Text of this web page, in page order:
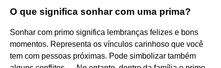
O que significa sonhar com uma prima?
Sonhar com primo significa lembranças felizes e bons
momentos. Representa os vínculos carinhoso que você
tem com pessoas próximas. Pode simbolizar também